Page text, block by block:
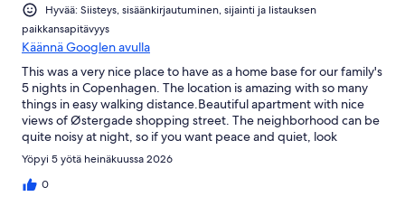
Hyvää: Siisteys, sisäänkirjautuminen, sijainti ja listauksen
paikkansapitävyys
Käännä Googlen avulla
This was a very nice place to have as a home base for our family's
5 nights in Copenhagen. The location is amazing with so many
things in easy walking distance.Beautiful apartment with nice
views of Østergade shopping street. The neighborhood can be
quite noisy at night, so if you want peace and quiet, look
elsewhere (particularly in the summer when you will want to
have windows open).
Yöpyi 5 yötä heinäkuussa 2026
0